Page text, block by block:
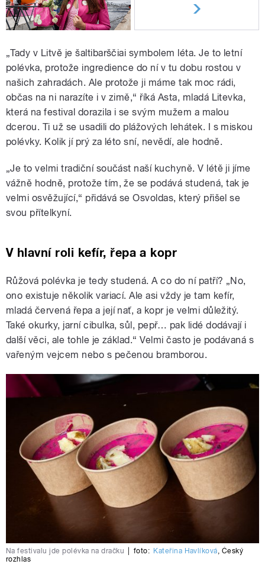
„Tady v Litvě je šaltibarščiai symbolem léta. Je to letní
polévka, protože ingredience do ní v tu dobu rostou v
našich zahradách. Ale protože ji máme tak moc rádi,
občas na ni narazíte i v zimě,“ říká Asta, mladá Litevka,
která na festival dorazila i se svým mužem a malou
dcerou. Ti už se usadili do plážových lehátek. I s miskou
polévky. Kolik jí prý za léto sní, nevědí, ale hodně.
„Je to velmi tradiční součást naší kuchyně. V létě ji jíme
vážně hodně, protože tím, že se podává studená, tak je
velmi osvěžující,“ přidává se Osvoldas, který přišel se
svou přítelkyní.
V hlavní roli kefír, řepa a kopr
Růžová polévka je tedy studená. A co do ní patří? „No,
ono existuje několik variací. Ale asi vždy je tam kefír,
mladá červená řepa a její nať, a kopr je velmi důležitý.
Také okurky, jarní cibulka, sůl, pepř… pak lidé dodávají i
další věci, ale tohle je základ.“ Velmi často je podávaná s
vařeným vejcem nebo s pečenou bramborou.
Na festivalu jde polévka na dračku foto: Kateřina Havlíková Český
rozhlas